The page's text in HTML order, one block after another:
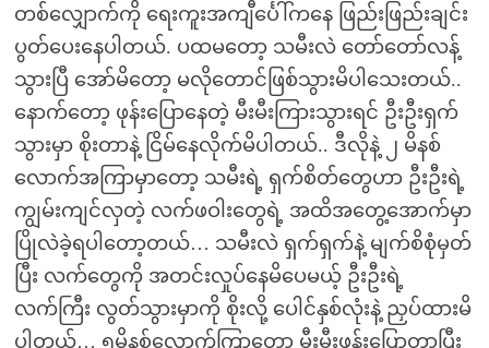
တစ်လျှောက်ကို ရေးကူးအကျီင်္ပေါ်ကနေ ဖြည်းဖြည်းချင်း
ပွတ်ပေးနေပါတယ်. ပထမတော့ သမီးလဲ တော်တော်လန့်
သွားပြီ အော်မိတော့ မလိုတောင်ဖြစ်သွားမိပါသေးတယ်..
နောက်တော့ ဖုန်းပြောနေတဲ့ မီးမီးကြားသွားရင် ဦးဦးရှက်
သွားမှာ စိုးတာနဲ့ ငြိမ်နေလိုက်မိပါတယ်.. ဒီလိုနဲ့ ၂ မိနစ်
လောက်အကြာမှာတော့ သမီးရဲ့ ရှက်စိတ်တွေဟာ ဦးဦးရဲ့
ကျွမ်းကျင်လှတဲ့ လက်ဖဝါးတွေရဲ့ အထိအတွေ့အောက်မှာ
ပြိုလဲခဲ့ရပါတော့တယ်… သမီးလဲ ရှက်ရှက်နဲ့ မျက်စိစုံမှတ်
ပြီး လက်တွေကို အတင်းလှုပ်နေမိပေမယ့် ဦးဦးရဲ့
လက်ကြီး လွတ်သွားမှာကို စိုးလို့ ပေါင်နှစ်လုံးနဲ့ ညှပ်ထားမိ
ပါတယ်… ၅မိနစ်လောက်ကြာတော့ မီးမီးဖုန်းပြောတာပြီး